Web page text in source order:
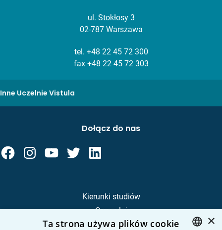
ul. Stokłosy 3
02-787 Warszawa
tel. +48 22 45 72 300
fax +48 22 45 72 303
Inne Uczelnie Vistula
Kierunki studiów
O uczelni
Kandydat
Dołącz do nas
×
Ta strona używa plików cookie